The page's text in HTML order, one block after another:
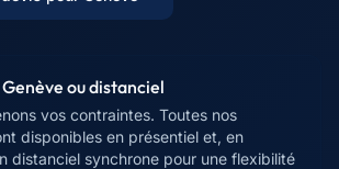
Genève ou distanciel
vos contraintes. Toutes nos
disponibles en présentiel et, en
distanciel synchrone pour une flexibilité